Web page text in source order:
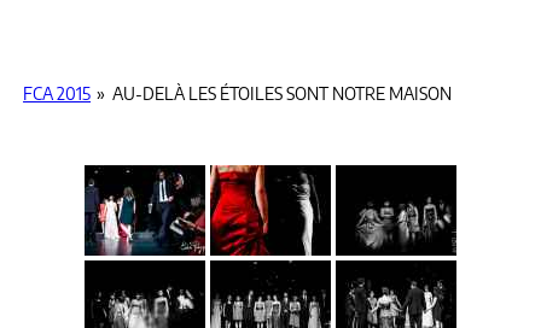
FCA 2015 » AU-DELÀ LES ÉTOILES SONT NOTRE MAISON